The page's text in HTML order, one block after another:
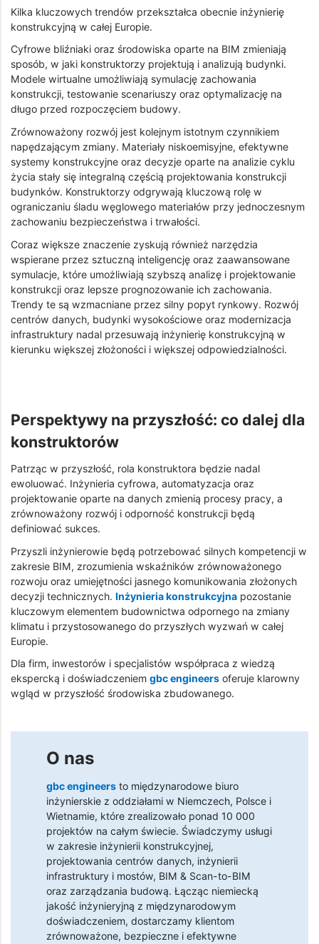
Kilka kluczowych trendów przekształca obecnie inżynierię
konstrukcyjną w całej Europie.
Cyfrowe bliźniaki oraz środowiska oparte na BIM zmieniają
sposób, w jaki konstruktorzy projektują i analizują budynki.
Modele wirtualne umożliwiają symulację zachowania
konstrukcji, testowanie scenariuszy oraz optymalizację na
długo przed rozpoczęciem budowy.
Zrównoważony rozwój jest kolejnym istotnym czynnikiem
napędzającym zmiany. Materiały niskoemisyjne, efektywne
systemy konstrukcyjne oraz decyzje oparte na analizie cyklu
życia stały się integralną częścią projektowania konstrukcji
budynków. Konstruktorzy odgrywają kluczową rolę w
ograniczaniu śladu węglowego materiałów przy jednoczesnym
zachowaniu bezpieczeństwa i trwałości.
Coraz większe znaczenie zyskują również narzędzia
wspierane przez sztuczną inteligencję oraz zaawansowane
symulacje, które umożliwiają szybszą analizę i projektowanie
konstrukcji oraz lepsze prognozowanie ich zachowania.
Trendy te są wzmacniane przez silny popyt rynkowy. Rozwój
centrów danych, budynki wysokościowe oraz modernizacja
infrastruktury nadal przesuwają inżynierię konstrukcyjną w
kierunku większej złożoności i większej odpowiedzialności.
Perspektywy na przyszłość: co dalej dla
konstruktorów
Patrząc w przyszłość, rola konstruktora będzie nadal
ewoluować. Inżynieria cyfrowa, automatyzacja oraz
projektowanie oparte na danych zmienią procesy pracy, a
zrównoważony rozwój i odporność konstrukcji będą
definiować sukces.
Przyszli inżynierowie będą potrzebować silnych kompetencji w
zakresie BIM, zrozumienia wskaźników zrównoważonego
rozwoju oraz umiejętności jasnego komunikowania złożonych
decyzji technicznych. Inżynieria konstrukcyjna pozostanie
kluczowym elementem budownictwa odpornego na zmiany
klimatu i przystosowanego do przyszłych wyzwań w całej
Europie.
Dla firm, inwestorów i specjalistów współpraca z wiedzą
ekspercką i doświadczeniem gbc engineers oferuje klarowny
wgląd w przyszłość środowiska zbudowanego.
O nas
gbc engineers to międzynarodowe biuro
inżynierskie z oddziałami w Niemczech, Polsce i
Wietnamie, które zrealizowało ponad 10 000
projektów na całym świecie. Świadczymy usługi
w zakresie inżynierii konstrukcyjnej,
projektowania centrów danych, inżynierii
infrastruktury i mostów, BIM & Scan-to-BIM
oraz zarządzania budową. Łącząc niemiecką
jakość inżynieryjną z międzynarodowym
doświadczeniem, dostarczamy klientom
zrównoważone, bezpieczne i efektywne